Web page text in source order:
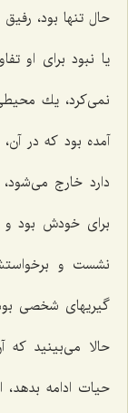
حال تنها بود،
یا نبود برای او
نمی‌كرد، یك
آمده بود كه در
دارد خارج
برای خودش بود
نشست و
گیریهای شخصی
حالا می‌بینید
حیات ادامه بدهد،